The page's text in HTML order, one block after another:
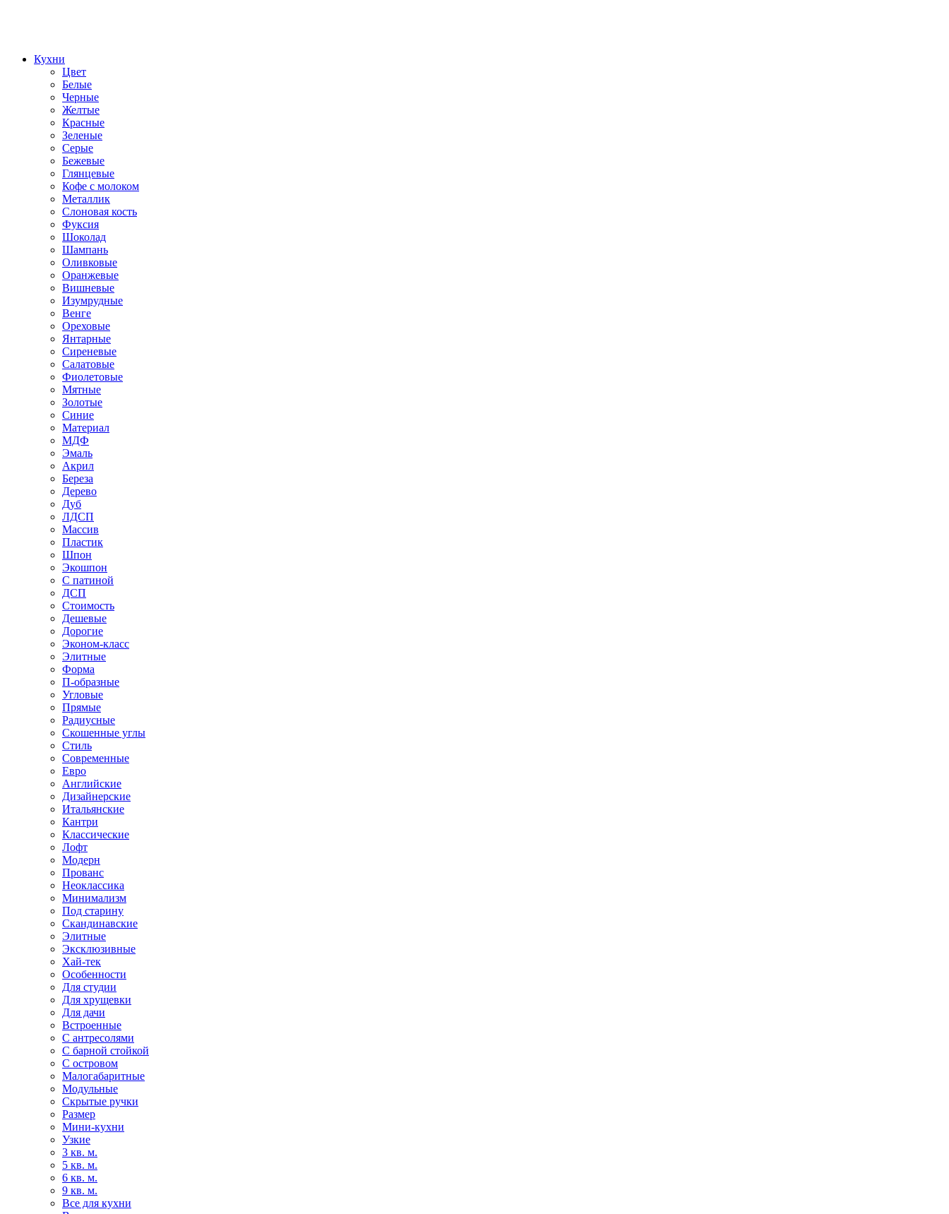
Кухни
Цвет
Белые
Черные
Желтые
Красные
Зеленые
Серые
Бежевые
Глянцевые
Кофе с молоком
Металлик
Слоновая кость
Фуксия
Шоколад
Шампань
Оливковые
Оранжевые
Вишневые
Изумрудные
Венге
Ореховые
Янтарные
Сиреневые
Салатовые
Фиолетовые
Мятные
Золотые
Синие
Материал
МДФ
Эмаль
Акрил
Береза
Дерево
Дуб
ЛДСП
Массив
Пластик
Шпон
Экошпон
С патиной
ДСП
Стоимость
Дешевые
Дорогие
Эконом-класс
Элитные
Форма
П-образные
Угловые
Прямые
Радиусные
Скошенные углы
Стиль
Современные
Евро
Английские
Дизайнерские
Итальянские
Кантри
Классические
Лофт
Модерн
Прованс
Неоклассика
Минимализм
Под старину
Скандинавские
Элитные
Эксклюзивные
Хай-тек
Особенности
Для студии
Для хрущевки
Для дачи
Встроенные
С антресолями
С барной стойкой
С островом
Малогабаритные
Модульные
Скрытые ручки
Размер
Мини-кухни
Узкие
3 кв. м.
5 кв. м.
6 кв. м.
9 кв. м.
Все для кухни